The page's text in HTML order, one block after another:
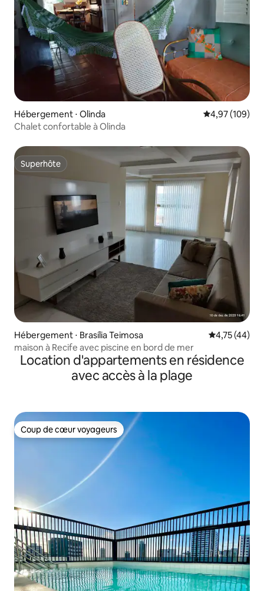
Hébergement ⋅ Olinda Évaluation
4,97 (109)
Chalet confortable à Olinda
Superhôte
Superhôte
Hébergement ⋅ Brasília Teimosa Évaluation
4,75 (44)
maison à Recife avec piscine en bord de mer
Location d'appartements en résidence
avec accès à la plage
Coup de cœur voyageurs
Coup de cœur voyageurs